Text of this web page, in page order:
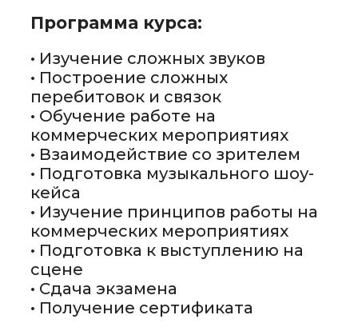
Программа курса:
• Изучение сложных звуков
• Построение сложных
перебитовок и связок
• Обучение работе на
коммерческих мероприятиях
• Взаимодействие со зрителем
• Подготовка музыкального шоу-
кейса
• Изучение принципов работы на
коммерческих мероприятиях
• Подготовка к выступлению на
сцене
• Сдача экзамена
• Получение сертификата